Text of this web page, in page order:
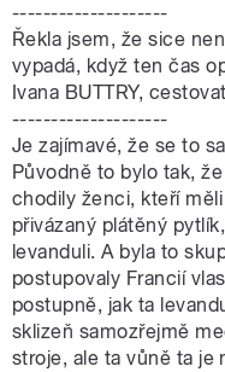
--------------------
Řekla jsem, že sice
vypadá, když ten čas
Ivana BUTTRY,
--------------------
Je zajímavé, že se to
Původně to bylo tak,
chodily ženci, kteří
přivázaný plátěný
levanduli. A byla to
postupovaly Francií
postupně, jak ta
sklizeň samozřejmě
stroje, ale ta vůně ta je